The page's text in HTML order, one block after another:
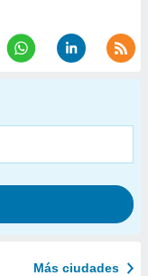
Más ciudades